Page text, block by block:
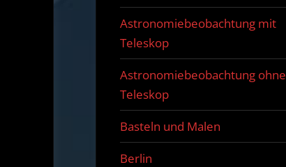
Astronomiebeobachtung mit
Teleskop
Astronomiebeobachtung ohne
Teleskop
Basteln und Malen
Berlin